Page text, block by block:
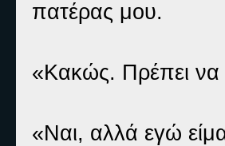
πατέρας μου.
«Κακώς. Πρέπει να
«Ναι, αλλά εγώ